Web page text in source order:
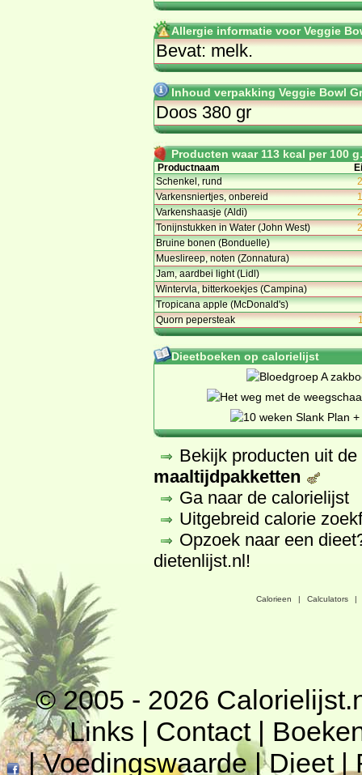
Allergie informatie voor Veggie
Bevat: melk.
Inhoud verpakking Veggie Bowl
Doos 380 gr
Producten waar 113 kcal per 100
Productnaam
Schenkel, rund
Varkensniertjes, onbereid
Varkenshaasje (Aldi)
Tonijnstukken in Water (John West)
Bruine bonen (Bonduelle)
Mueslireep, noten (Zonnatura)
Jam, aardbei light (Lidl)
Wintervla, bitterkoekjes (Campina)
Tropicana apple (McDonald's)
Quorn pepersteak
Dieetboeken op calorielijst
Bekijk producten uit
maaltijdpakketten
Ga naar de calorielijst
Uitgebreid calorie
Opzoek naar een
dietenlijst.nl!
Calorieen | Calculators |
© 2005 - 2026
Links | Contact|
|Voedingswaarde|Dieet|